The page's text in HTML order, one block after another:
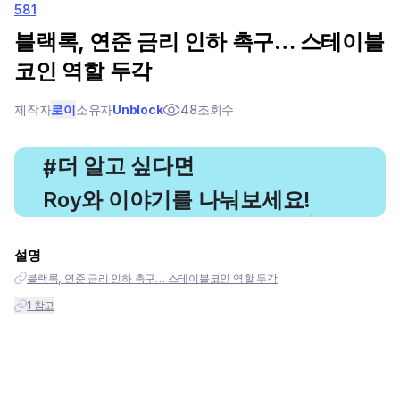
581
블랙록, 연준 금리 인하 촉구… 스테이블
코인 역할 두각
제작자로이소유자Unblock 48조회수
#
, 더 알고 싶다면
Roy와 이야기를 나눠보세요!
설명
블랙록, 연준 금리 인하 촉구… 스테이블코인 역할 두각
1 참고